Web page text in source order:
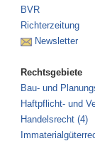
BVR
Richterzeitung
Newsletter
Rechtsgebiete
Bau- und
Haftpflicht- und
Handelsrecht (4)